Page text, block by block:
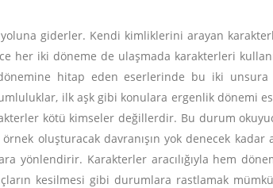
giderler. Kendi kimliklerini arayan
her iki döneme de ulaşmada karakterleri
hitap eden eserlerinde bu iki unsura
ilk aşk gibi konulara ergenlik dönemi
kötü kimseler değillerdir. Bu durum
oluşturacak davranışın yok denecek kadar
yönlendirir. Karakterler aracılığıyla hem
kesilmesi gibi durumlara rastlamak